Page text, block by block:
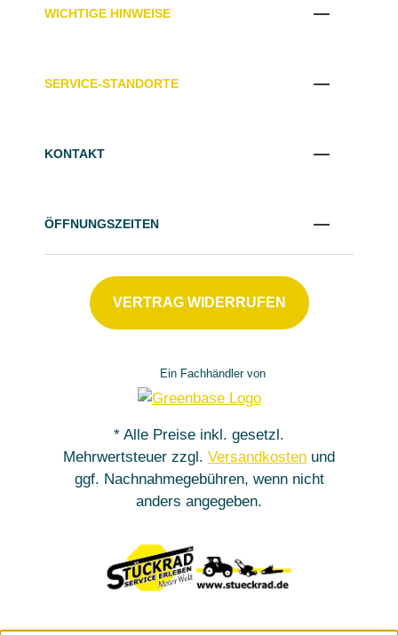
WICHTIGE HINWEISE
SERVICE-STANDORTE
KONTAKT
ÖFFNUNGSZEITEN
VERTRAG WIDERRUFEN
Ein Fachhändler von
* Alle Preise inkl. gesetzl.
Mehrwertsteuer zzgl. Versandkosten und
ggf. Nachnahmegebühren, wenn nicht
anders angegeben.